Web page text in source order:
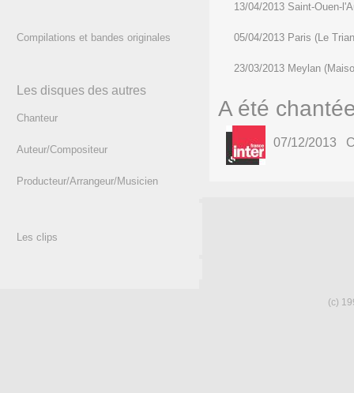
Compilations et bandes originales
Les disques des autres
Chanteur
Auteur/Compositeur
Producteur/Arrangeur/Musicien
Les clips
13/04/2013 Saint-Ouen-
05/04/2013 Paris (Le
23/03/2013 Meylan
A été
07/12/2013
(c)